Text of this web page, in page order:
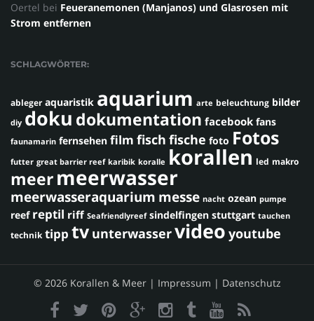
Oertel bei Feueranemonen (Manjanos) und Glasrosen mit
Strom entfernen
SCHLAGWÖRTER:
ableger aquaristik aquarium arte beleuchtung bilder
diy doku dokumentation facebook fans
faunamarin fernsehen film fisch fische foto Fotos
futter great barrier reef karibik koralle korallen led makro
meermeerwasser
meerwasseraquarium messe nacht ozean pumpe
reef reptil riff Seafriendlyreef sindelfingen stuttgart tauchen
technik tipp tv unterwasservideo youtube
© 2026 Korallen & Meer | Impressum | Datenschutz